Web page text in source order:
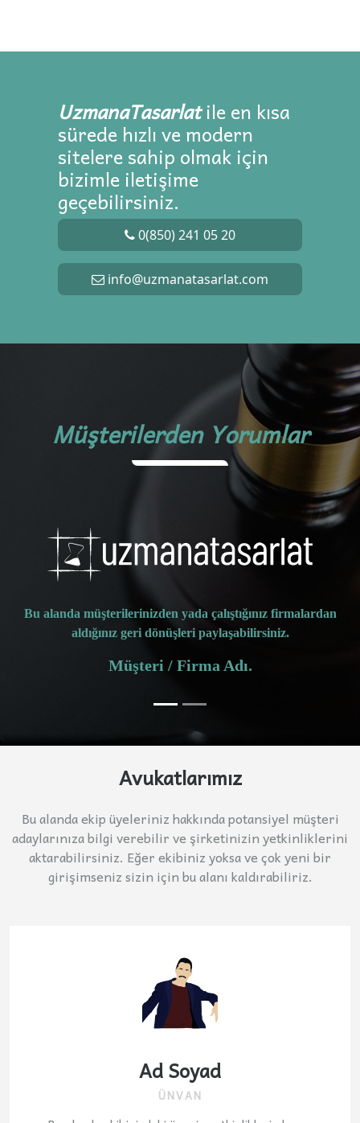
UzmanaTasarlatile en kısa
sürede hızlı ve modern
sitelere sahip olmak için
bizimle iletişime
geçebilirsiniz.
0(850) 241 05 20
info@uzmanatasarlat.com
Müşterilerden Yorumlar
Bu alanda müşterilerinizden yada çalıştığınız
firmalardan aldığınız geri dönüşleri
paylaşabilirsiniz.
Müşteri / Firma Adı.
Avukatlarımız
Bu alanda ekip üyeleriniz hakkında potansiyel müşteri
adaylarınıza bilgi verebilir ve şirketinizin yetkinliklerini
aktarabilirsiniz. Eğer ekibiniz yoksa ve çok yeni bir
girişimseniz sizin için bu alanı kaldırabiliriz.
Ad Soyad
ÜNVAN